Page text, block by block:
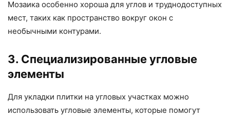
Мозаика особенно хороша для углов и труднодоступных
мест, таких как пространство вокруг окон с
необычными контурами.
3. Специализированные угловые
элементы
Для укладки плитки на угловых участках можно
использовать угловые элементы, которые помогут